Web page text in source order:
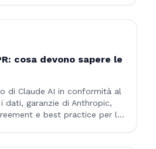
cosa devono sapere le
di Claude AI in conformità al
i dati, garanzie di Anthropic,
e best practice per le